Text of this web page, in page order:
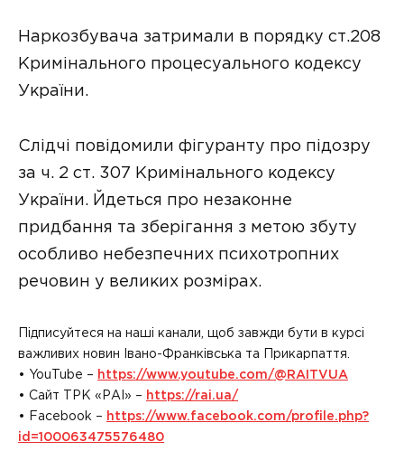
Наркозбувача затримали в порядку ст.208
Кримінального процесуального кодексу
України.
Слідчі повідомили фігуранту про підозру
за ч. 2 ст. 307 Кримінального кодексу
України. Йдеться про незаконне
придбання та зберігання з метою збуту
особливо небезпечних психотропних
речовин у великих розмірах.
Підписуйтеся на наші канали, щоб завжди бути в курсі
важливих новин Івано-Франківська та Прикарпаття.
• YouTube – https://www.youtube.com/@RAITVUA
• Сайт ТРК «РАІ» – https://rai.ua/
• Facebook – https://www.facebook.com/profile.php?
id=100063475576480